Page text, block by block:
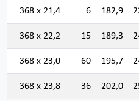
368 x 21,4 6 182,9
368 x 22,2 15 189,3
368 x 23,0 60 195,7
368 x 23,8 36 202,0